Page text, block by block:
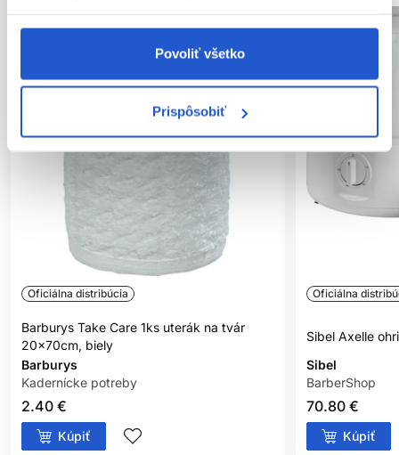
Povoliť všetko
Prispôsobiť
Oficiálna distribúcia
Barburys Take Care 1ks uterák na tvár
20x70cm, biely
Barburys
Kadernícke potreby
2.40 €
Kúpiť
Oficiálna
Sibel Axelle
Sibel
BarberShop
70.80 €
Kúpiť